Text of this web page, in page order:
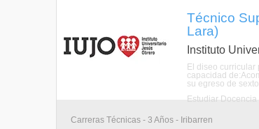
Técnico
Lara)
Instituto
El diseo
capacidad
su egreso de
Estudiar
Carreras Técnicas - 3 Años - Iribarren